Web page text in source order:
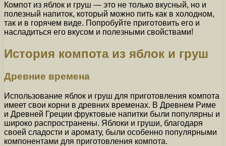
Компот из яблок и груш — это не только вкусный, но и
полезный напиток, который можно пить как в холодном,
так и в горячем виде. Попробуйте приготовить его и
насладиться его вкусом и полезными свойствами!
История компота из яблок и груш
Древние времена
Использование яблок и груш для приготовления компота
имеет свои корни в древних временах. В Древнем Риме
и Древней Греции фруктовые напитки были популярны и
широко распространены. Яблоки и груши, благодаря
своей сладости и аромату, были особенно популярными
компонентами для приготовления компота.